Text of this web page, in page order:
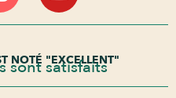
NOTÉ "EXCELLENT"
sont satisfaits